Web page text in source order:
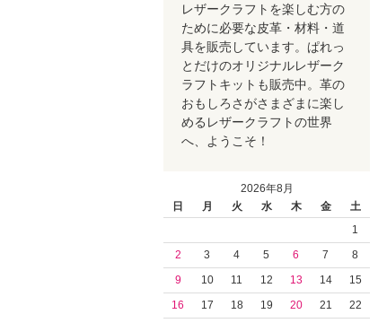
レザークラフトを楽しむ方の
ために必要な皮革・材料・道
具を販売しています。ぱれっ
とだけのオリジナルレザーク
ラフトキットも販売中。革の
おもしろさがさまざまに楽し
めるレザークラフトの世界
へ、ようこそ！
2026年8月
日
月 火 水 木 金
土
1
2
3 4 5 6 7
8
9
10 11 12 13 14
15
16
17 18 19 20 21
22